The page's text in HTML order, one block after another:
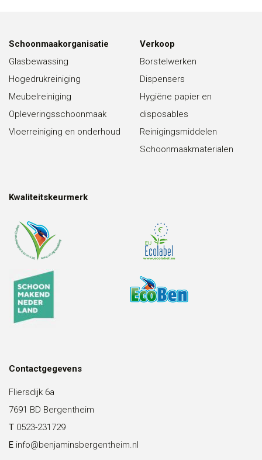
Schoonmaakorganisatie
Glasbewassing
Hogedrukreiniging
Meubelreiniging
Opleveringsschoonmaak
Vloerreiniging en onderhoud
Verkoop
Borstelwerken
Dispensers
Hygiëne papier en
disposables
Reinigingsmiddelen
Schoonmaakmaterialen
Kwaliteitskeurmerk
Contactgegevens
Fliersdijk 6a
7691 BD Bergentheim
T 0523-231729
E info@benjaminsbergentheim.nl